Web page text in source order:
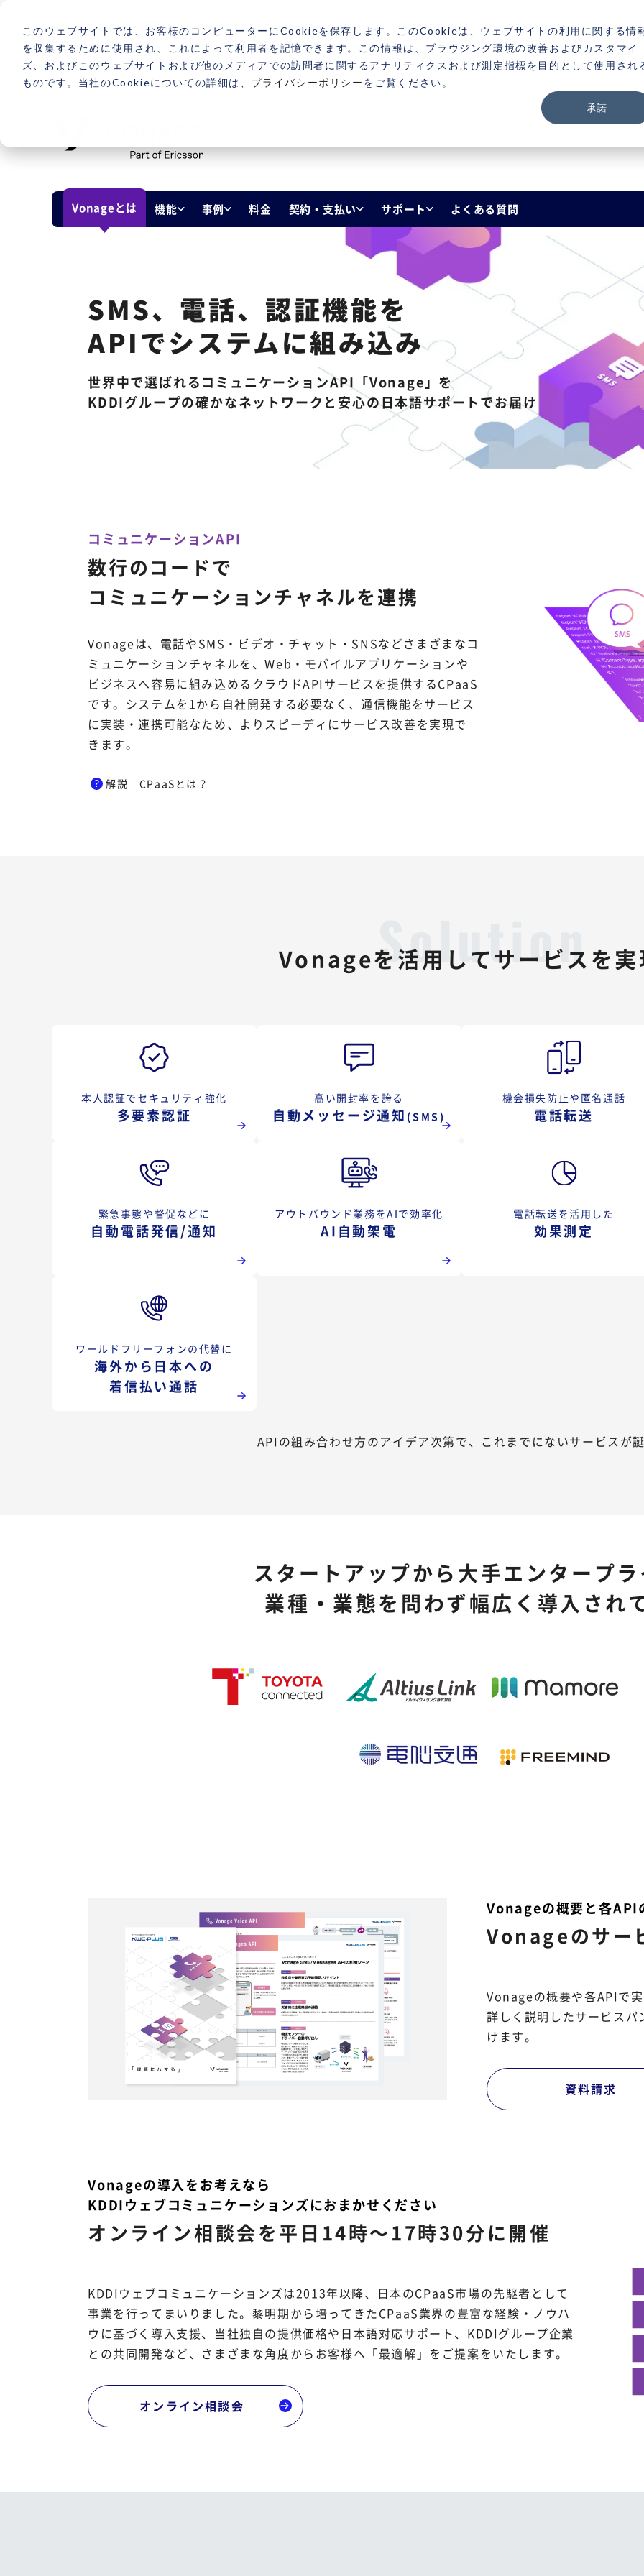
このウェブサイトでは、お客様のコンピューターにCookieを保存します。このCookieは、ウェブサイトの利用に関する情
を収集するために使用され、これによって利用者を記憶できます。この情報は、ブラウジング環境の改善およびカスタマイ
ズ、およびこのウェブサイトおよび他のメディアでの訪問者に関するアナリティクスおよび測定指標を目的として使用され
ものです。当社のCookieについての詳細は、 プライバシーポリシー をご覧ください。
承諾
製品 目的から探す セミナー・イベントお役
Vonageとは 機能 事例 料金 契約・支払い サポート よくある質問
SMS、電話、認証機能を
APIでシステムに組み込み
世界中で選ばれるコミュニケーションAPI「Vonage」を
KDDIグループの確かなネットワークと安心の日本語サポートでお届け
コミュニケーションAPI
数行のコードで
コミュニケーションチャネルを連携
Vonageは、電話やSMS・ビデオ・チャット・SNSなどさまざまなコ
ミュニケーションチャネルを、Web・モバイルアプリケーションや
ビジネスへ容易に組み込めるクラウドAPIサービスを提供するCPaaS
です。システムを1から自社開発する必要なく、通信機能をサービス
に実装・連携可能なため、よりスピーディにサービス改善を実現で
きます。
解説 CPaaSとは？
Vonageを活用してサービスを
本人認証でセキュリティ強化
多要素認証
高い開封率を誇る
自動メッセージ通知 (SMS)
機会損失防止や匿名通話
電話転送
緊急事態や督促などに
自動電話発信/通知
アウトバウンド業務をAIで効率化
AI自動架電
電話転送を活用した
効果測定
ワールドフリーフォンの代替に
海外から日本への
着信払い通話
APIの組み合わせ方のアイデア次第で、これまでにないサービスが
スタートアップから大手エンタープ
業種・業態を問わず幅広く導入され
Vonageの概要と各API
Vonageのサー
Vonageの概要や各APIで
詳しく説明したサービス
けます。
資料請求
Vonageの導入をお考えなら
KDDIウェブコミュニケーションズにおまかせください
オンライン相談会を平日14時～17時30分に開催
KDDIウェブコミュニケーションズは2013年以降、日本のCPaaS市場の先駆者として
事業を行ってまいりました。黎明期から培ってきたCPaaS業界の豊富な経験・ノウハ
ウに基づく導入支援、当社独自の提供価格や日本語対応サポート、KDDIグループ企業
との共同開発など、さまざまな角度からお客様へ「最適解」をご提案をいたします。
オンライン相談会